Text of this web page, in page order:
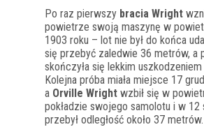
Po raz pierwszy bracia Wright
powietrze swoją maszynę w
1903 roku – lot nie był do końca
się przebyć zaledwie 36 metrów, a
skończyła się lekkim
Kolejna próba miała miejsce 17
a Orville Wright wzbił się w
pokładzie swojego samolotu i w 12
przebył odległość około 37 metrów.